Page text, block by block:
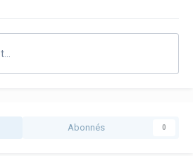
Abonnés 0